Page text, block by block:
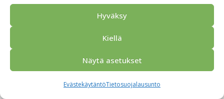
Hyväksy
Kiellä
Näytä asetukset
EvästekäytäntöTietosuojalausunto
Yhteistyökumppanit
Tarjouspyyntö
Anna palautetta
Tietosuojaseloste
© 2026 Porvoo Tours - matkanjärjestäjä / FPW